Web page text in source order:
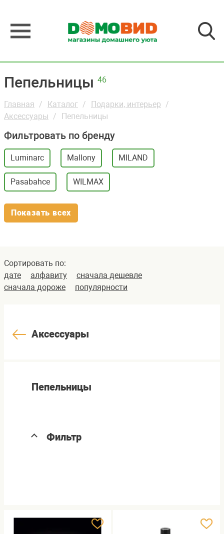
Пепельницы 46
Главная Каталог
Подарки, интерьер
Аксессуары
Пепельницы
Фильтровать по бренду
Luminarc Mallony MILAND
Pasabahce WILMAX
Показать всех
Сортировать по:
дате
алфавиту
сначала дешевле
сначала дороже
популярности
Аксессуары
Пепельницы
Фильтр